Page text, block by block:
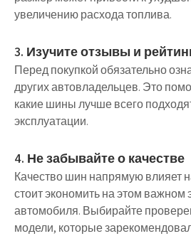
увеличению расхода топлива.
3. Изучите отзывы и
Перед покупкой обязательно
других автовладельцев. Это
какие шины лучше всего
эксплуатации.
4. Не забывайте о качестве
Качество шин напрямую влияет
стоит экономить на этом важном
автомобиля. Выбирайте
модели, которые